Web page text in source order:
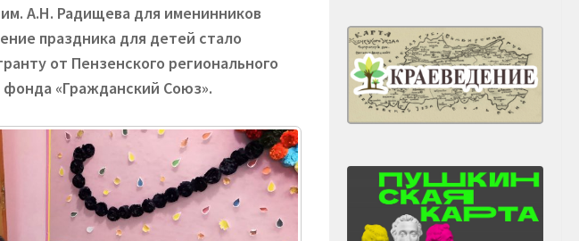
А.Н. Радищева для именинников
праздника для детей стало
от Пензенского регионального
«Гражданский Союз».